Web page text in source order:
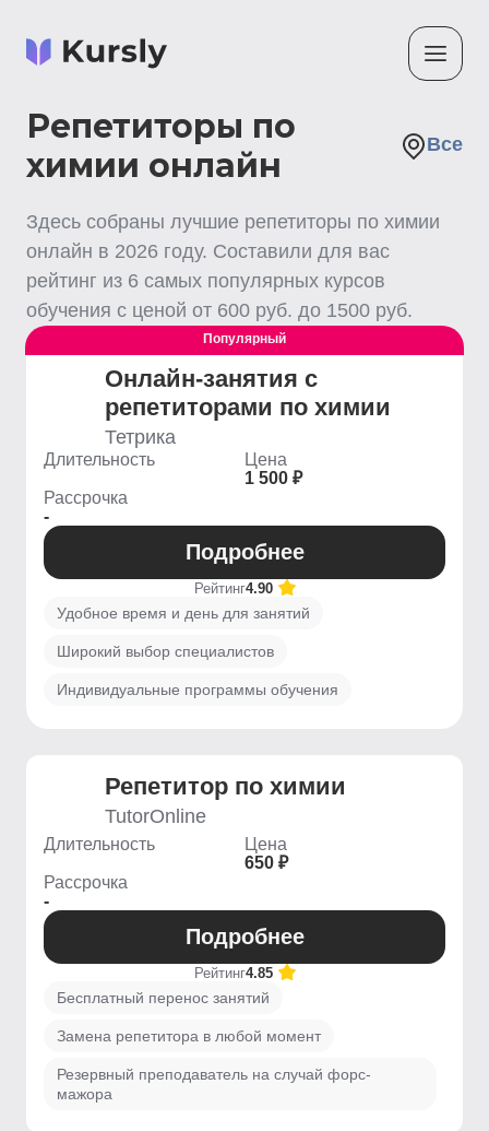
Репетиторы по
химии онлайн
Все
Здесь собраны лучшие репетиторы по химии
онлайн в 2026 году. Составили для вас
рейтинг из 6 самых популярных курсов
обучения с ценой от 600 руб. до 1500 руб.
Популярный
Онлайн-занятия с
репетиторами по химии
Тетрика
Длительность
Цена
1 500 ₽
Рассрочка
-
Подробнее
Рейтинг4.90
Удобное время и день для занятий
Широкий выбор специалистов
Индивидуальные программы обучения
Репетитор по химии
TutorOnline
Длительность
Цена
650 ₽
Рассрочка
-
Подробнее
Рейтинг4.85
Бесплатный перенос занятий
Замена репетитора в любой момент
Резервный преподаватель на случай форс-
мажора